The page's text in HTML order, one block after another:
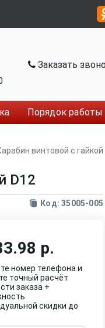
Заказать
Порядок работы
винтовой с гайкой
D12
Код: 35005-005
р.
номер телефона и
точный расчёт
заказа +
скидки до